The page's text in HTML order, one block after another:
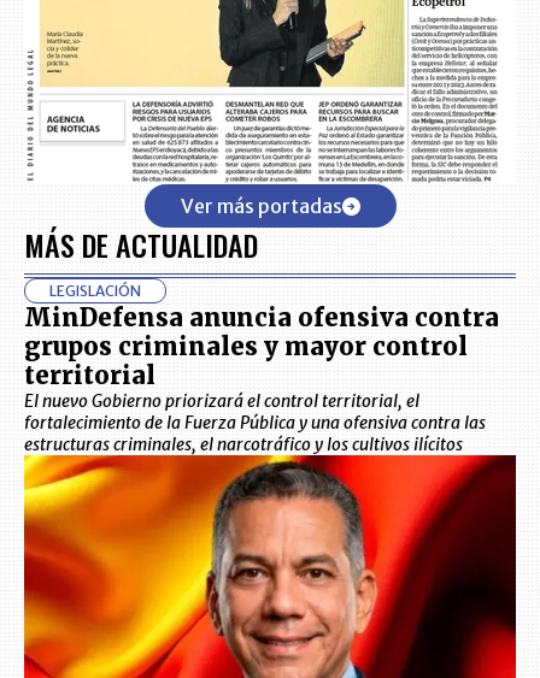
Ver más portadas
MÁS DE ACTUALIDAD
LEGISLACIÓN
MinDefensa anuncia ofensiva contra
grupos criminales y mayor control
territorial
El nuevo Gobierno priorizará el control territorial, el
fortalecimiento de la Fuerza Pública y una ofensiva contra las
estructuras criminales, el narcotráfico y los cultivos ilícitos